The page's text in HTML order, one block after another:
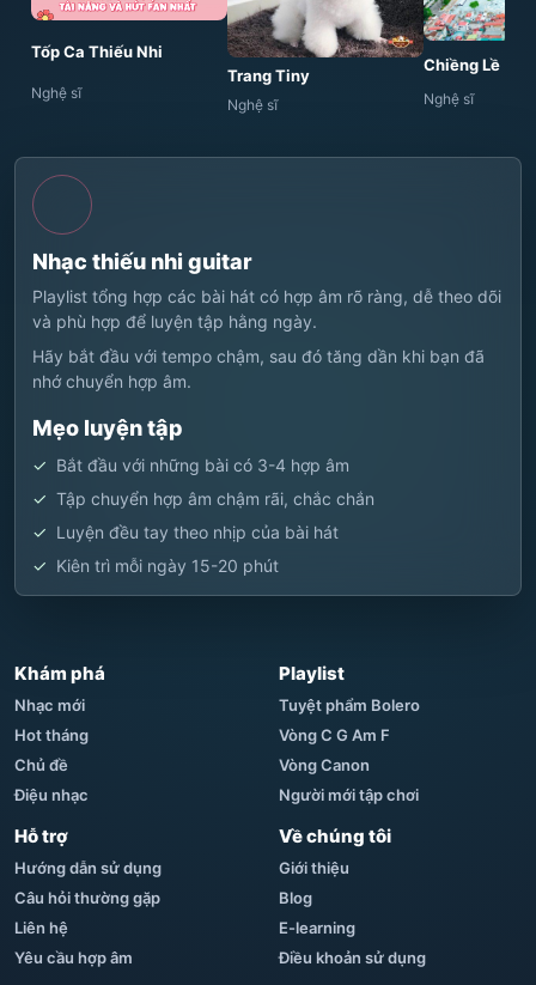
Tốp Ca Thiếu Nhi
Nghệ sĩ
Trang Tiny
Nghệ sĩ
Chiềng Lề
Nghệ sĩ
Nhạc thiếu nhi guitar
Playlist tổng hợp các bài hát có hợp âm rõ ràng, dễ theo dõi
và phù hợp để luyện tập hằng ngày.
Hãy bắt đầu với tempo chậm, sau đó tăng dần khi bạn đã
nhớ chuyển hợp âm.
Mẹo luyện tập
Bắt đầu với những bài có 3-4 hợp âm
Tập chuyển hợp âm chậm rãi, chắc chắn
Luyện đều tay theo nhịp của bài hát
Kiên trì mỗi ngày 15-20 phút
Khám phá
Nhạc mới
Hot tháng
Chủ đề
Điệu nhạc
Playlist
Tuyệt phẩm Bolero
Vòng C G Am F
Vòng Canon
Người mới tập chơi
Hỗ trợ
Hướng dẫn sử dụng
Câu hỏi thường gặp
Liên hệ
Yêu cầu hợp âm
Về chúng tôi
Giới thiệu
Blog
E-learning
Điều khoản sử dụng